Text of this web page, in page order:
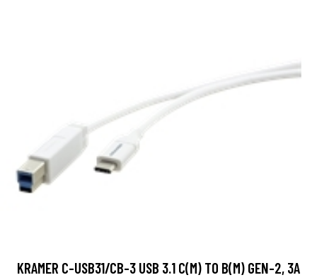
KRAMER C-USB31/CB-3 USB 3.1 C(M) TO B(M) GEN-2, 3A